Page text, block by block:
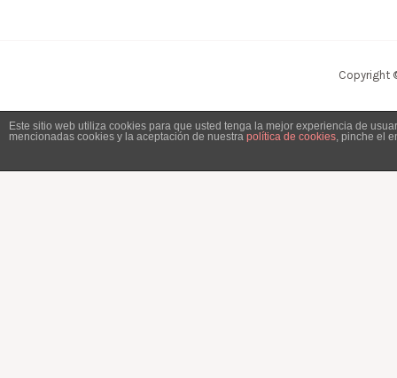
Copyright
Este sitio web utiliza cookies para que usted tenga la mejor experiencia de
mencionadas cookies y la aceptación de nuestra política de cookies , pinche el